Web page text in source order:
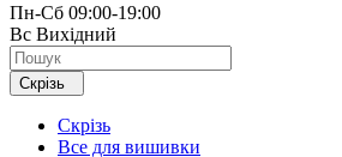
Пн-Сб 09:00-19:00
Вс Вихідний
Скрізь
Скрізь
Все для вишивки